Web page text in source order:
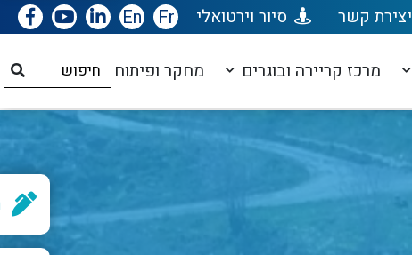
יצירת קשר סיור וירטואלי Fr
En
מרכז קריירה ובוגרים מחקר ופיתוח